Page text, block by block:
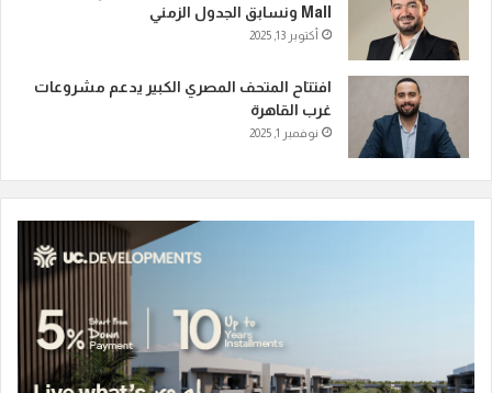
Mall ونسابق الجدول الزمني
أكتوبر 13, 2025
افتتاح المتحف المصري الكبير يدعم مشروعات
غرب القاهرة
نوفمبر 1, 2025